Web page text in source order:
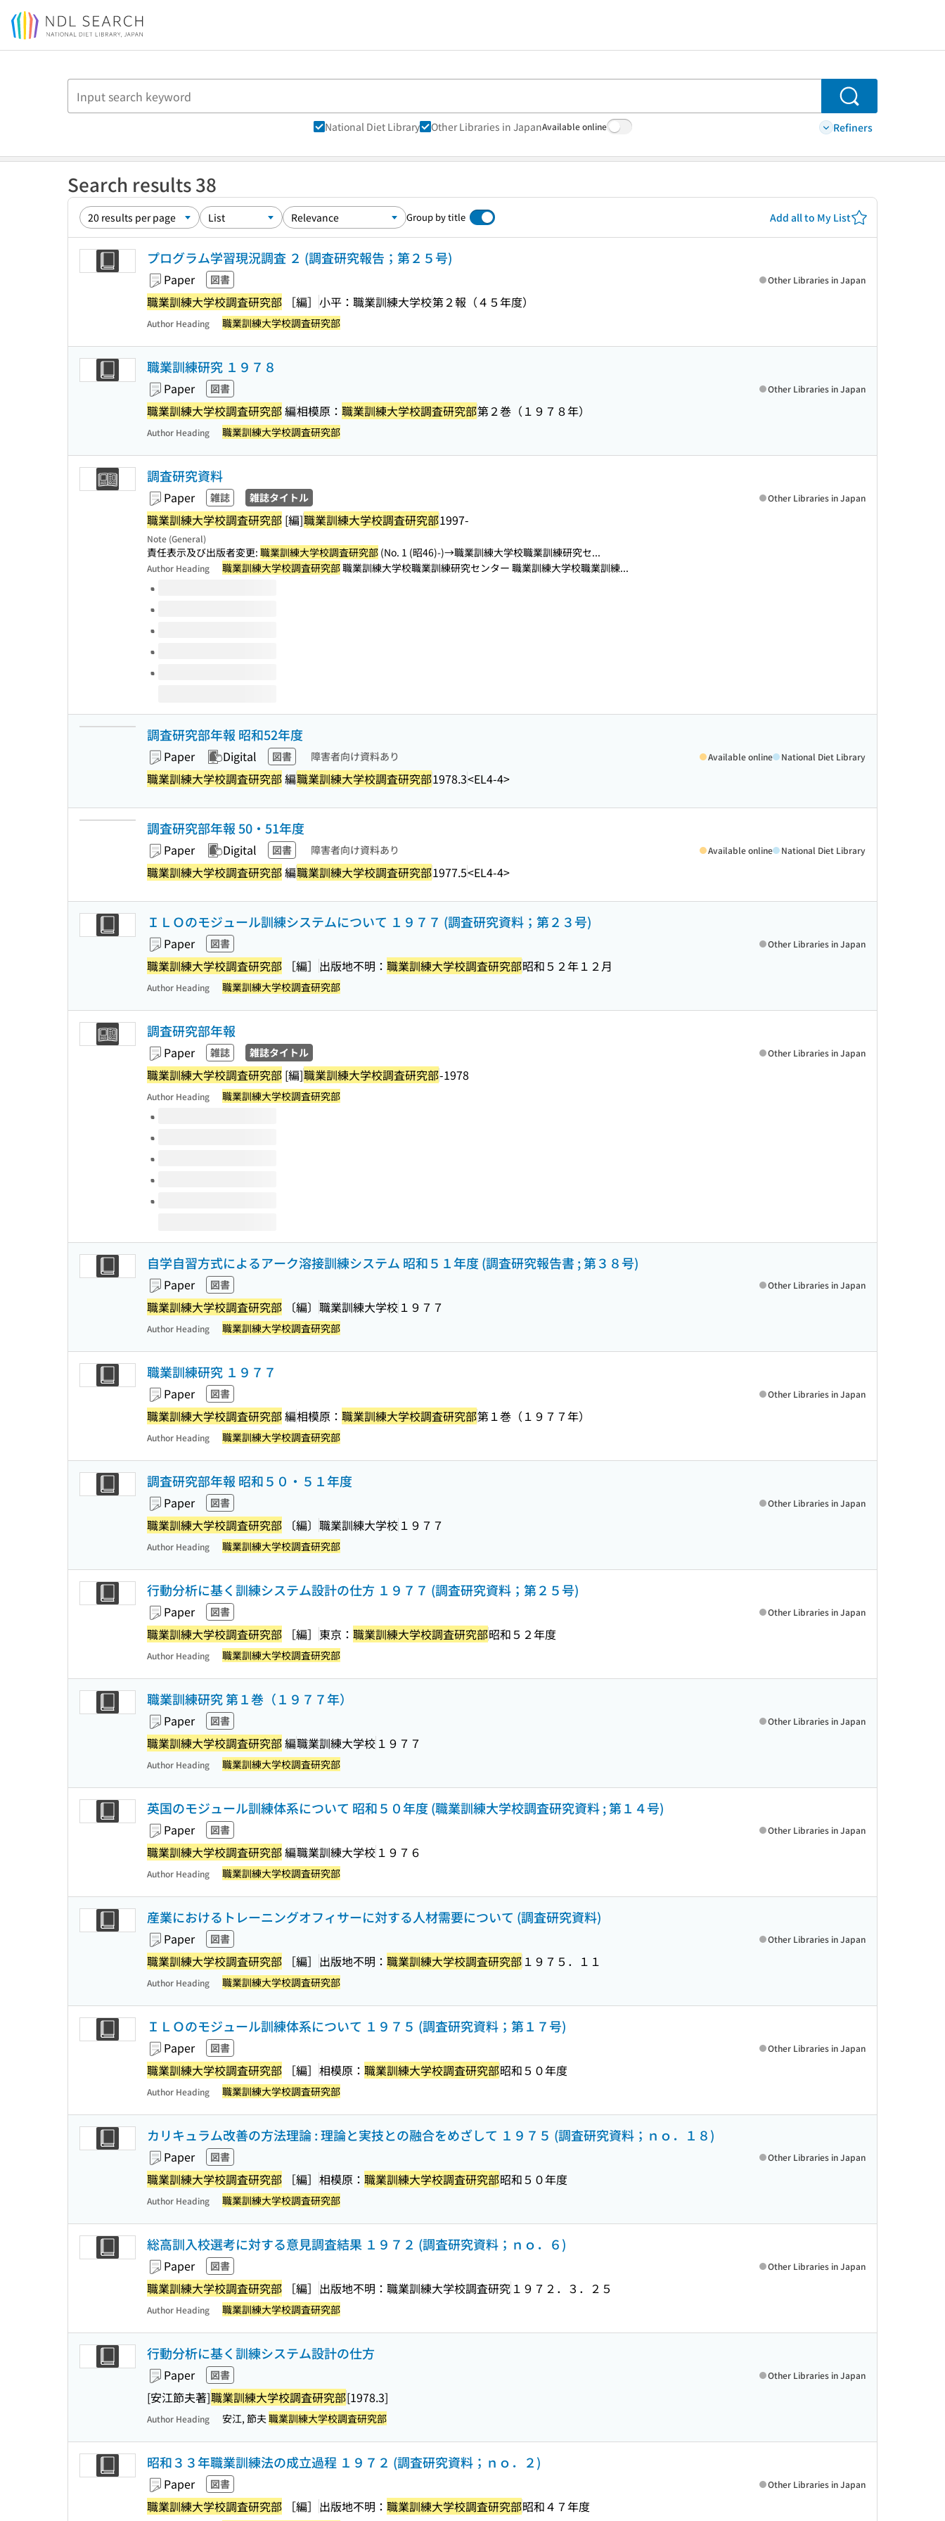
Jump to main content
Search
National Diet Library Other Libraries in JapanAvailable online Refiners
Search results 38
Group by title Add all to My List
プログラム学習現況調査 ２ (調査研究報告；第２５号)
Paper 図書
職業訓練大学校調査研究部 ［編］ 小平：職業訓練大学校第２報（４５年度）
Other Libraries in Japan
Author Heading 職業訓練大学校調査研究部
職業訓練研究 １９７８
Paper 図書
職業訓練大学校調査研究部編相模原： 職業訓練大学校調査研究部第２巻（１９７８年）
Other Libraries in Japan
Author Heading 職業訓練大学校調査研究部
調査研究資料
Paper 雑誌 雑誌タイトル
職業訓練大学校調査研究部 [編]職業訓練大学校調査研究部1997-
Other Libraries in Japan
Note (General)
責任表示及び出版者変更: 職業訓練大学校調査研究部 (No. 1 (昭46)-)→職業訓練大学校職業訓練研究セ...
Author Heading 職業訓練大学校調査研究部職業訓練大学校職業訓練研究センター 職業訓練大学校職業訓練...
Volumes of this title
調査研究部年報 昭和52年度
Paper Digital 図書 障害者向け資料あり
職業訓練大学校調査研究部編職業訓練大学校調査研究部1978.3<EL4-4>
Available online National Diet Library
調査研究部年報 50・51年度
Paper Digital 図書 障害者向け資料あり
職業訓練大学校調査研究部編職業訓練大学校調査研究部1977.5<EL4-4>
Available online National Diet Library
ＩＬＯのモジュール訓練システムについて １９７７ (調査研究資料；第２３号)
Paper 図書
職業訓練大学校調査研究部 ［編］ 出版地不明： 職業訓練大学校調査研究部昭和５２年１２月
Other Libraries in Japan
Author Heading 職業訓練大学校調査研究部
調査研究部年報
Paper 雑誌 雑誌タイトル
職業訓練大学校調査研究部 [編]職業訓練大学校調査研究部-1978
Other Libraries in Japan
Author Heading 職業訓練大学校調査研究部
Volumes of this title
自学自習方式によるアーク溶接訓練システム 昭和５１年度 (調査研究報告書 ; 第３８号)
Paper 図書
職業訓練大学校調査研究部 〔編〕 職業訓練大学校 １９７７
Other Libraries in Japan
Author Heading 職業訓練大学校調査研究部
職業訓練研究 １９７７
Paper 図書
職業訓練大学校調査研究部編相模原： 職業訓練大学校調査研究部第１巻（１９７７年）
Other Libraries in Japan
Author Heading 職業訓練大学校調査研究部
調査研究部年報 昭和５０・５１年度
Paper 図書
職業訓練大学校調査研究部 〔編〕 職業訓練大学校 １９７７
Other Libraries in Japan
Author Heading 職業訓練大学校調査研究部
行動分析に基く訓練システム設計の仕方 １９７７ (調査研究資料；第２５号)
Paper 図書
職業訓練大学校調査研究部 ［編］ 東京： 職業訓練大学校調査研究部昭和５２年度
Other Libraries in Japan
Author Heading 職業訓練大学校調査研究部
職業訓練研究 第１巻（１９７７年）
Paper 図書
職業訓練大学校調査研究部編職業訓練大学校 １９７７
Other Libraries in Japan
Author Heading 職業訓練大学校調査研究部
英国のモジュール訓練体系について 昭和５０年度 (職業訓練大学校調査研究資料 ; 第１４号)
Paper 図書
職業訓練大学校調査研究部編職業訓練大学校 １９７６
Other Libraries in Japan
Author Heading 職業訓練大学校調査研究部
産業におけるトレーニングオフィサーに対する人材需要について (調査研究資料)
Paper 図書
職業訓練大学校調査研究部 ［編］ 出版地不明： 職業訓練大学校調査研究部 １９７５．１１
Other Libraries in Japan
Author Heading 職業訓練大学校調査研究部
ＩＬＯのモジュール訓練体系について １９７５ (調査研究資料；第１７号)
Paper 図書
職業訓練大学校調査研究部 ［編］ 相模原： 職業訓練大学校調査研究部昭和５０年度
Other Libraries in Japan
Author Heading 職業訓練大学校調査研究部
カリキュラム改善の方法理論 : 理論と実技との融合をめざして １９７５ (調査研究資料；ｎｏ．１８)
Paper 図書
職業訓練大学校調査研究部 ［編］ 相模原： 職業訓練大学校調査研究部昭和５０年度
Other Libraries in Japan
Author Heading 職業訓練大学校調査研究部
総高訓入校選考に対する意見調査結果 １９７２ (調査研究資料；ｎｏ．６)
Paper 図書
職業訓練大学校調査研究部 ［編］ 出版地不明：職業訓練大学校調査研究 １９７２．３．２５
Other Libraries in Japan
Author Heading 職業訓練大学校調査研究部
行動分析に基く訓練システム設計の仕方
Paper 図書
[安江節夫著]職業訓練大学校調査研究部[1978.3]
Other Libraries in Japan
Author Heading 安江, 節夫 職業訓練大学校調査研究部
昭和３３年職業訓練法の成立過程 １９７２ (調査研究資料；ｎｏ．２)
Paper 図書
職業訓練大学校調査研究部 ［編］ 出版地不明： 職業訓練大学校調査研究部昭和４７年度
Other Libraries in Japan